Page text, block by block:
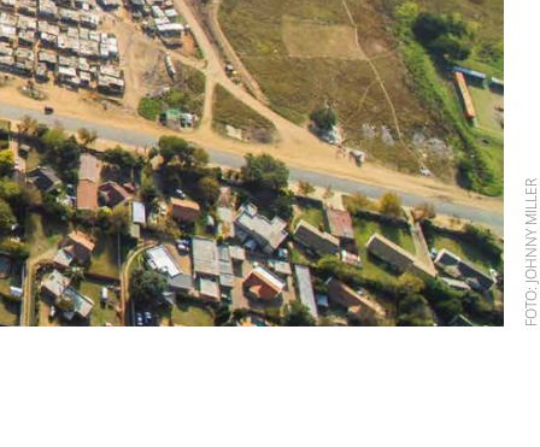
FOTO: JOHNNY MILLER